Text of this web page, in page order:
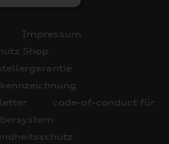
Impressum
Shop
code-of-conduct für